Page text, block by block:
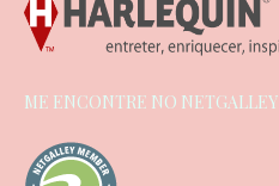
ME ENCONTRE NO NETGALLEY